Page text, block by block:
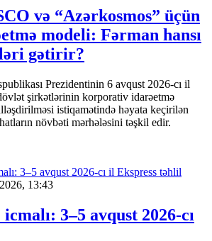
və “Azərkosmos” üçün
modeli: Fərman hansı
gətirir?
Prezidentinin 6 avqust 2026-cı il
şirkətlərinin korporativ idarəetmə
istiqamətində həyata keçirilən
növbəti mərhələsini təşkil edir.
Ekspress təhlil
13:43
3–5 avqust 2026-cı